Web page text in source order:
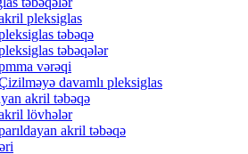
pleksiglas
təbəqə
təbəqələr
vərəqi
davamlı pleksiglas
akril təbəqə
lövhələr
akril təbəqə